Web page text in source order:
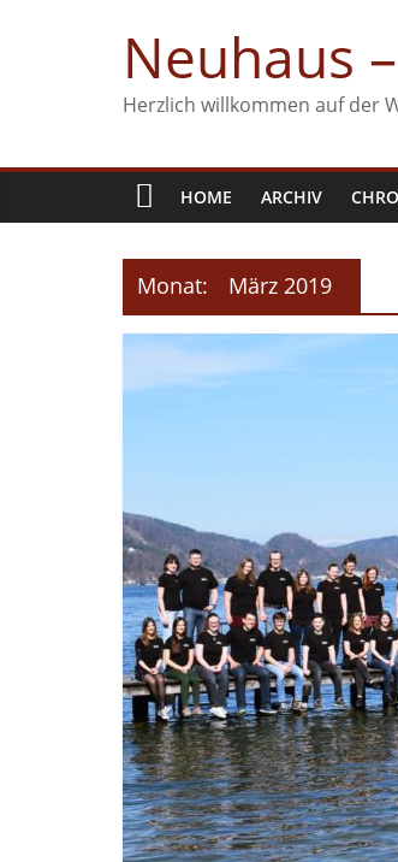
Neuhaus
Herzlich willkommen auf der
HOME ARCHIV
Monat: März 2019